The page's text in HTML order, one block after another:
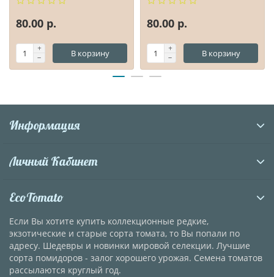
80.00 р.
В корзину
80.00 р.
В корзину
Информация
Личный Кабинет
EcoTomato
Если Вы хотите купить коллекционные редкие,
экзотические и старые сорта томата, то Вы попали по
адресу. Шедевры и новинки мировой селекции. Лучшие
сорта помидоров - залог хорошего урожая. Семена томатов
рассылаются круглый год.